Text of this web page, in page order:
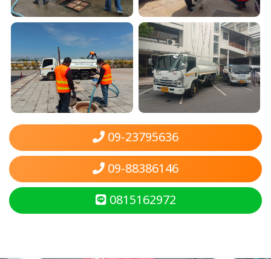
09-23795636
09-88386146
0815162972